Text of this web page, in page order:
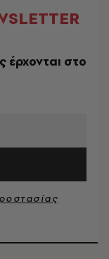
έρχονται στο